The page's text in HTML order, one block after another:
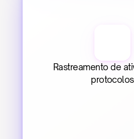
Rastreamento de
protocolos